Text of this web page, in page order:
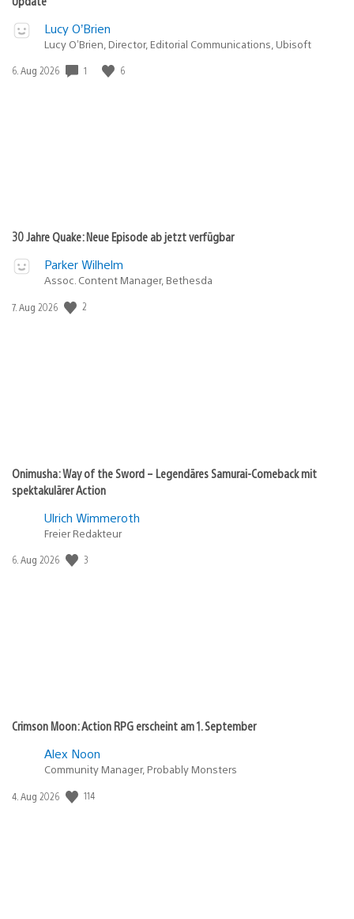
Lucy O’Brien
Lucy O’Brien, Director, Editorial Communications, Ubisoft
Veröffentlichungsdatum:
6. Aug 2026 1 6
30 Jahre Quake: Neue Episode ab jetzt verfügbar
Parker Wilhelm
Assoc. Content Manager, Bethesda
Veröffentlichungsdatum:
7. Aug 2026 2
Onimusha: Way of the Sword – Legendäres Samurai-Comeback mit
spektakulärer Action
Ulrich Wimmeroth
Freier Redakteur
Veröffentlichungsdatum:
6. Aug 2026 3
Crimson Moon: Action RPG erscheint am 1. September
Alex Noon
Community Manager, Probably Monsters
Veröffentlichungsdatum:
4. Aug 2026 114